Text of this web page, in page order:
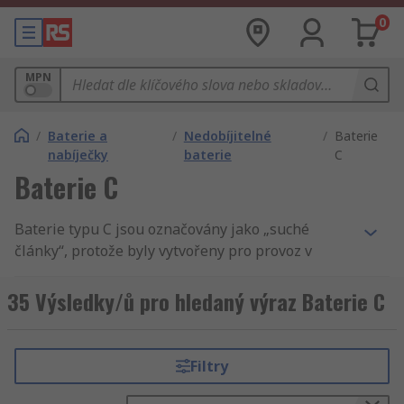
0
MPN
/ Baterie a
nabíječky
/ Nedobíjitelné
baterie
/ Baterie
C
Baterie C
Baterie typu C jsou označovány jako „suché
články“, protože byly vytvořeny pro provoz v
vlhkostí. Baterie typu C jsou větší než jiné
standardní suché články, např. baterie typů AA a
dlouhou životnost, což za stejných okolností jiné
baterie nenabízejí.
35 Výsledky/ů pro hledaný výraz Baterie C
Filtry